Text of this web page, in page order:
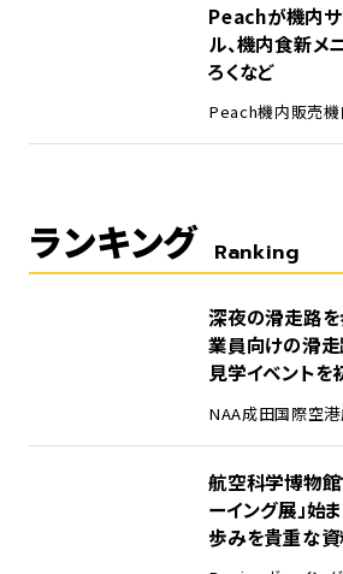
Peachが機内サ
ル、機内食新メ
ろくなど
Peach機内販売
ランキング Ranking
深夜の滑走路を
業員向けの滑
見学イベントを
NAA成田国際空港
航空科学博物館
ーイング展」始
歩みを貴重な資